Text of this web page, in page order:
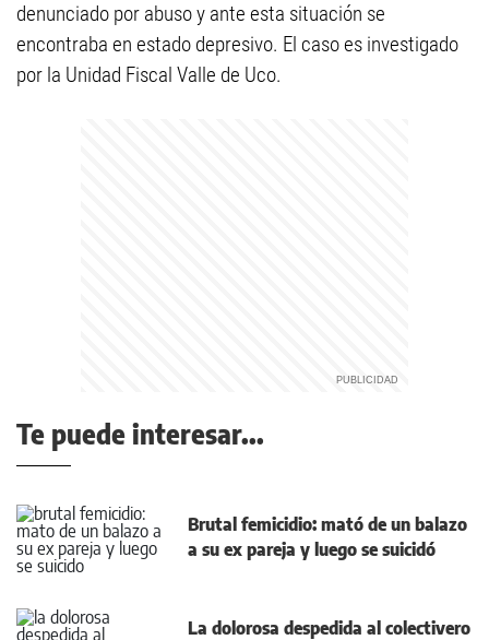
denunciado por abuso y ante esta situación se
encontraba en estado depresivo. El caso es investigado
por la Unidad Fiscal Valle de Uco.
Te puede interesar...
Brutal femicidio: mató de un balazo
a su ex pareja y luego se suicidó
La dolorosa despedida al colectivero